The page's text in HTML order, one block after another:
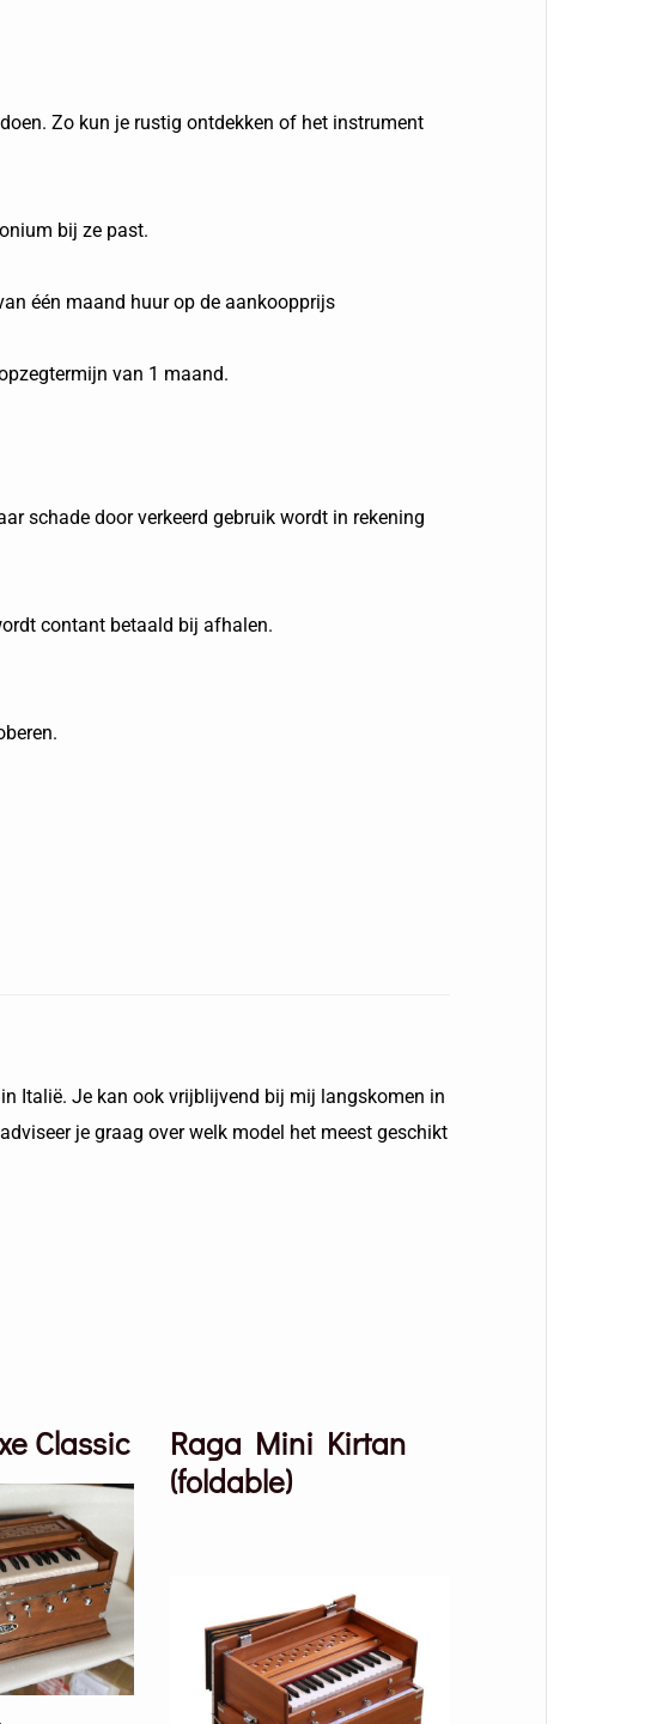
Zo kun je rustig ontdekken of het instrument
bij ze past.
één maand huur op de aankoopprijs
van 1 maand.
schade door verkeerd gebruik wordt in rekening
contant betaald bij afhalen.
Italië. Je kan ook vrijblijvend bij mij langskomen in
je graag over welk model het meest geschikt
Classic
Raga Mini Kirtan
(foldable)